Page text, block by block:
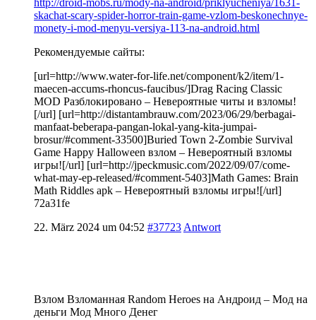
skachat-scary-spider-horror-train-game-vzlom-beskonechnye-
monety-i-mod-menyu-versiya-113-na-android.html
Рекомендуемые сайты:
[url=http://www.water-for-life.net/component/k2/item/1-
maecen-accums-rhoncus-faucibus/]Drag Racing Classic
MOD Разблокировано – Невероятные читы и взломы!
[/url] [url=http://distantambrauw.com/2023/06/29/berbagai-
manfaat-beberapa-pangan-lokal-yang-kita-jumpai-
brosur/#comment-33500]Buried Town 2-Zombie Survival
Game Happy Halloween взлом – Невероятный взломы
игры![/url] [url=http://jpeckmusic.com/2022/09/07/come-
what-may-ep-released/#comment-5403]Math Games: Brain
Math Riddles apk – Невероятный взломы игры![/url]
72a31fe
22. März 2024 um 04:52 #37723 Antwort
Взлом Взломанная Random Heroes на Андроид – Мод на
деньги Мод Много Денег